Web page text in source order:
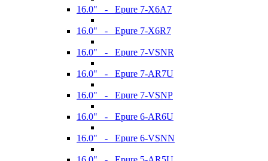
16.0" - Epure 7-X6A7
16.0" - Epure 7-X6R7
16.0" - Epure 7-VSNR
16.0" - Epure 7-AR7U
16.0" - Epure 7-VSNP
16.0" - Epure 6-AR6U
16.0" - Epure 6-VSNN